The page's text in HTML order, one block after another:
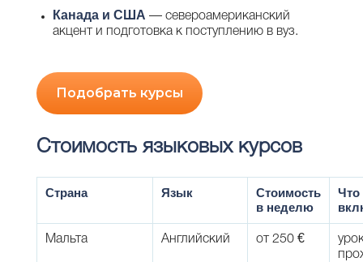
Канада и США — североамериканский
акцент и подготовка к поступлению в вуз.
Подобрать курсы
Стоимость языковых курсов
Страна Язык
Стоимость
в неделю
Что
Мальта Английский от 250 €